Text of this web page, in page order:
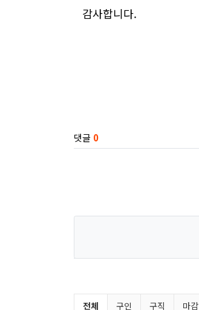
감사합니다.
댓글 0
구인/구직 분류 목록
전체 구인 구직 마감